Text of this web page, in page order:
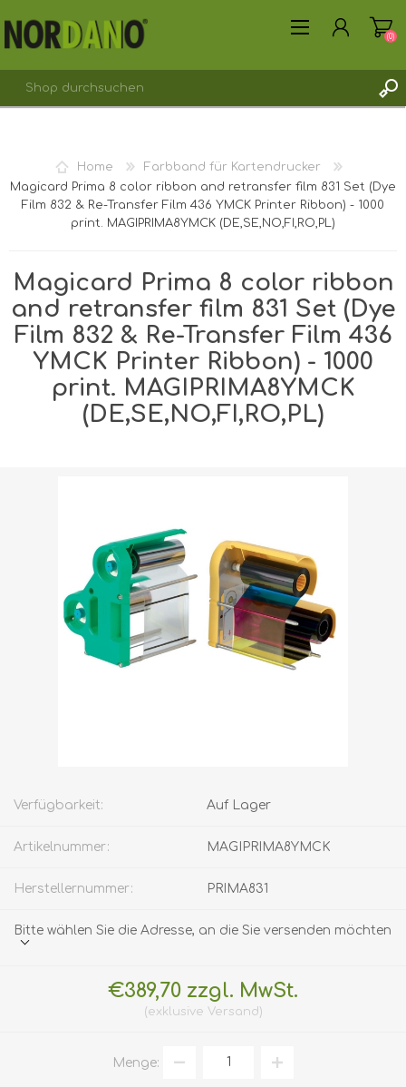
REGISTRIERUNG
ANMELDEN
(0)
Home
Farbband für Kartendrucker
Magicard Prima 8 color ribbon and retransfer film 831 Set (Dye
Film 832 & Re-Transfer Film 436 YMCK Printer Ribbon) - 1000
print. MAGIPRIMA8YMCK (DE,SE,NO,FI,RO,PL)
Magicard Prima 8 color ribbon
and retransfer film 831 Set (Dye
Film 832 & Re-Transfer Film 436
YMCK Printer Ribbon) - 1000
print. MAGIPRIMA8YMCK
(DE,SE,NO,FI,RO,PL)
Verfügbarkeit: Auf Lager
Artikelnummer: MAGIPRIMA8YMCK
Herstellernummer: PRIMA831
Bitte wählen Sie die Adresse, an die Sie versenden möchten
€389,70 zzgl. MwSt.
exklusive Versand
Menge: